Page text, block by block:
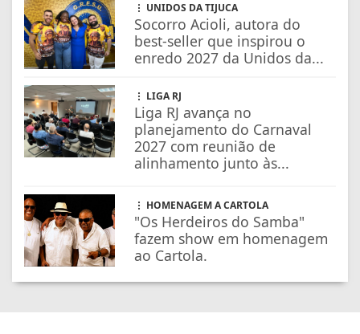
UNIDOS DA TIJUCA
Socorro Acioli, autora do
best-seller que inspirou o
enredo 2027 da Unidos da...
LIGA RJ
Liga RJ avança no
planejamento do Carnaval
2027 com reunião de
alinhamento junto às...
HOMENAGEM A CARTOLA
"Os Herdeiros do Samba"
fazem show em homenagem
ao Cartola.